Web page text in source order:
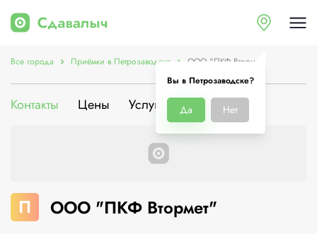
Вы в Петрозаводске?
Да Нет
Все города Приёмки в Петрозаводске ООО "ПКФ Втормет"
Контакты Цены Услуги О компании
П ООО "ПКФ Втормет"